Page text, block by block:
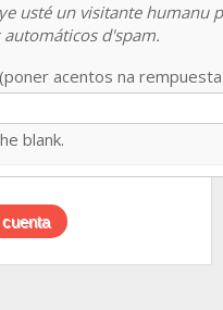
usté un visitante humanu
d'spam.
acentos na
blank.